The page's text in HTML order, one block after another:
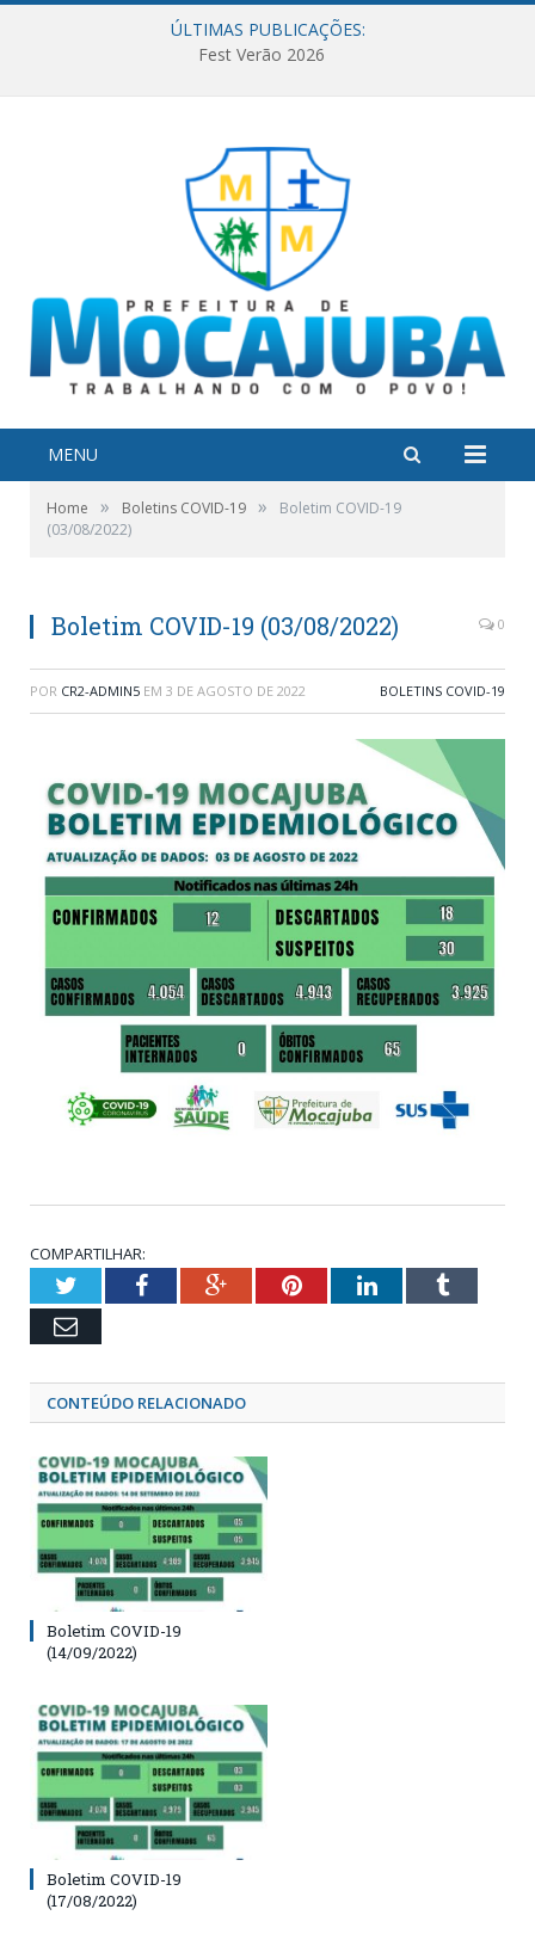
ÚLTIMAS PUBLICAÇÕES:
Fest Verão 2026
MENU
Home » Boletins COVID-19 »
Boletim COVID-19
(03/08/2022)
Boletim COVID-19 (03/08/2022) 0
POR CR2-ADMIN5 EM 3 DE AGOSTO DE 2022 BOLETINS COVID-19
COMPARTILHAR:
TwitterFacebookGoogle+PinterestLinkedInTumblr
Email
CONTEÚDO RELACIONADO
Boletim COVID-19
(14/09/2022)
Boletim COVID-19
(17/08/2022)